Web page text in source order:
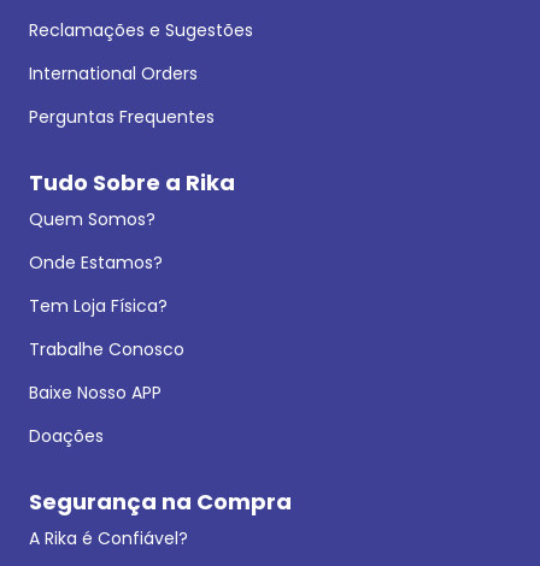
Reclamações e Sugestões
International Orders
Perguntas Frequentes
Tudo Sobre a Rika
Quem Somos?
Onde Estamos?
Tem Loja Física?
Trabalhe Conosco
Baixe Nosso APP
Doações
Segurança na Compra
A Rika é Confiável?